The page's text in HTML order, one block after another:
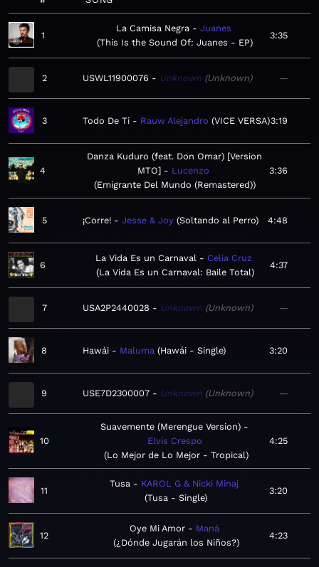
1
La Camisa Negra
Juanes
This Is the Sound Of: Juanes - EP
3:35
2 USWL11900076 Unknown Unknown —
3 Todo De Ti Rauw Alejandro VICE VERSA 3:19
4
Danza Kuduro (feat. Don Omar) [Version
MTO]
Lucenzo
Emigrante Del Mundo (Remastered)
3:36
5 ¡Corre! Jesse & Joy Soltando al Perro 4:48
6
La Vida Es un Carnaval
Celia Cruz
La Vida Es un Carnaval: Baile Total
4:37
7 USA2P2440028 Unknown Unknown —
8 Hawái Maluma Hawái - Single 3:20
9 USE7D2300007 Unknown Unknown —
10
Suavemente (Merengue Version)
Elvis Crespo
Lo Mejor de Lo Mejor - Tropical
4:25
11
Tusa
KAROL G & Nicki Minaj
Tusa - Single
3:20
12
Oye Mi Amor
Maná
¿Dónde Jugarán los Niños?
4:23